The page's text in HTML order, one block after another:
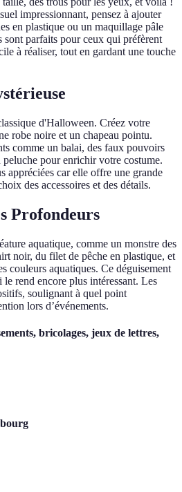
impressionnant, pensez à ajouter
en plastique ou un maquillage pâle
sont parfaits pour ceux qui préfèrent
à réaliser, tout en gardant une touche
d'Halloween. Créez votre
robe noire et un chapeau pointu.
comme un balai, des faux pouvoirs
pour enrichir votre costume.
appréciées car elle offre une grande
des accessoires et des détails.
Profondeurs
aquatique, comme un monstre des
noir, du filet de pêche en plastique, et
couleurs aquatiques. Ce déguisement
rend encore plus intéressant. Les
soulignant à quel point
lors d’événements.
bricolages, jeux de lettres,